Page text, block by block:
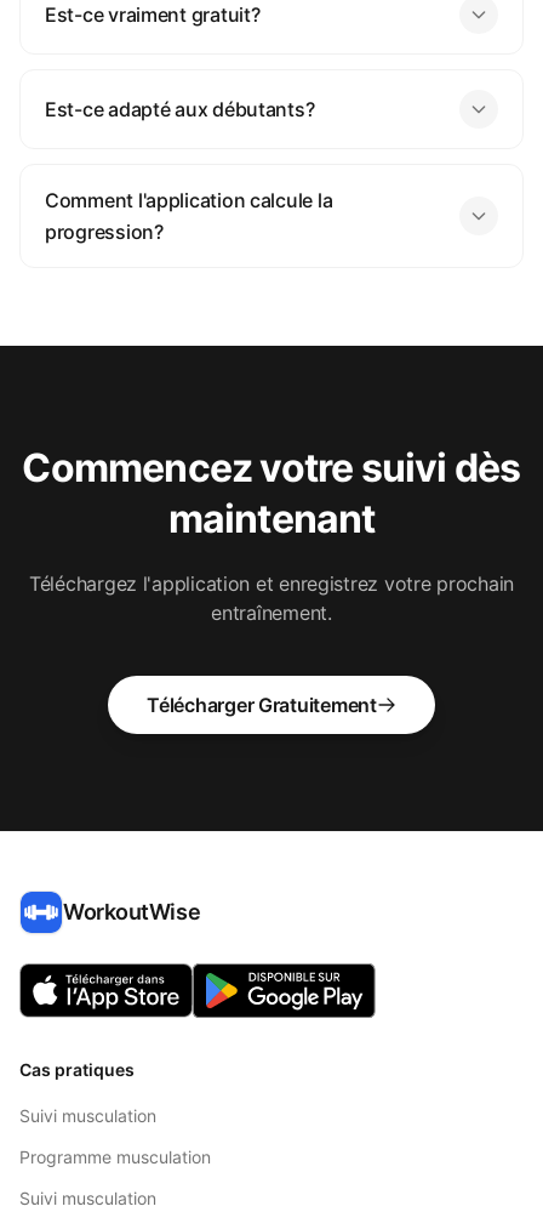
Est-ce vraiment gratuit?
Est-ce adapté aux débutants?
Comment l'application calcule la
progression?
Commencez votre suivi dès
maintenant
Téléchargez l'application et enregistrez votre prochain
entraînement.
Télécharger Gratuitement
WorkoutWise
Cas pratiques
Suivi musculation
Programme musculation
Suivi musculation